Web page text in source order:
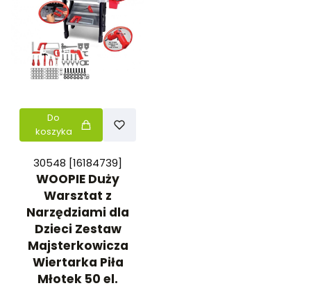
Do
koszyka
30548 [16184739]
WOOPIE Duży
Warsztat z
Narzędziami dla
Dzieci Zestaw
Majsterkowicza
Wiertarka Piła
Młotek 50 el.